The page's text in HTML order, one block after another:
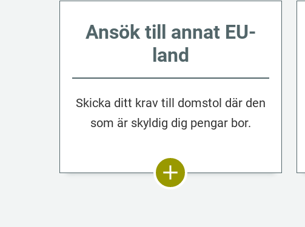
Ansök till annat EU-
land
Skicka ditt krav till domstol där den
som är skyldig dig pengar bor.